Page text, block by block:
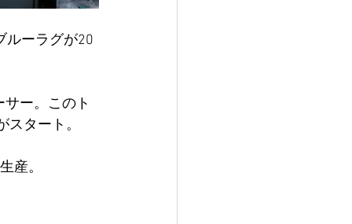
ルーラグが20
ー。このト
スタート。
産。